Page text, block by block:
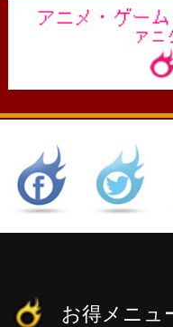
お得メニュ